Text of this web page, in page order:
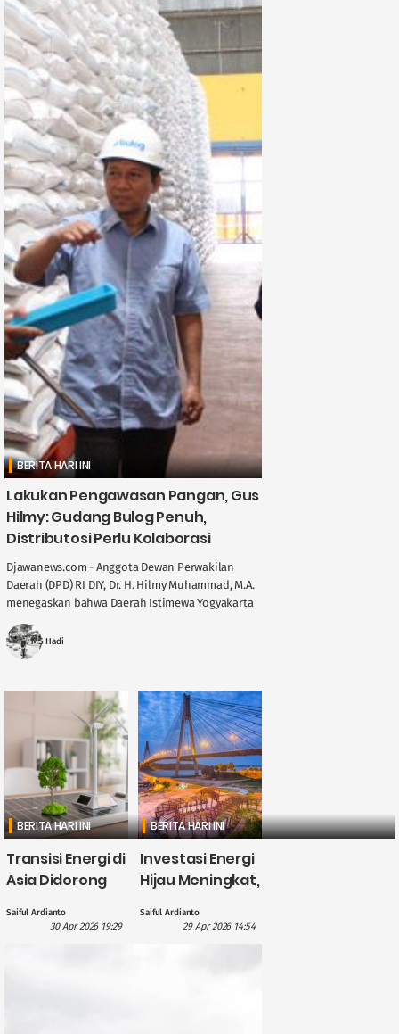
BERITA HARI INI
Lakukan Pengawasan Pangan, Gus
Hilmy: Gudang Bulog Penuh,
Distributosi Perlu Kolaborasi
Djawanews.com - Anggota Dewan Perwakilan
Daerah (DPD) RI DIY, Dr. H. Hilmy Muhammad, M.A.
menegaskan bahwa Daerah Istimewa Yogyakarta
memegang peran penting dalam menjaga
stabilitas ....
MS Hadi
BERITA HARI INI
Transisi Energi di
Asia Didorong
International
Saiful Ardianto
30 Apr 2026 19:29
BERITA HARI INI
Investasi Energi
Hijau Meningkat,
Dana US$5
Saiful Ardianto
29 Apr 2026 14:54